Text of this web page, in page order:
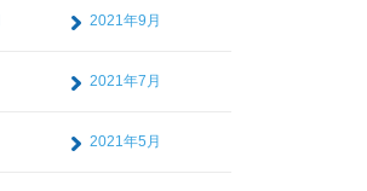
2021年9月
2021年7月
2021年5月